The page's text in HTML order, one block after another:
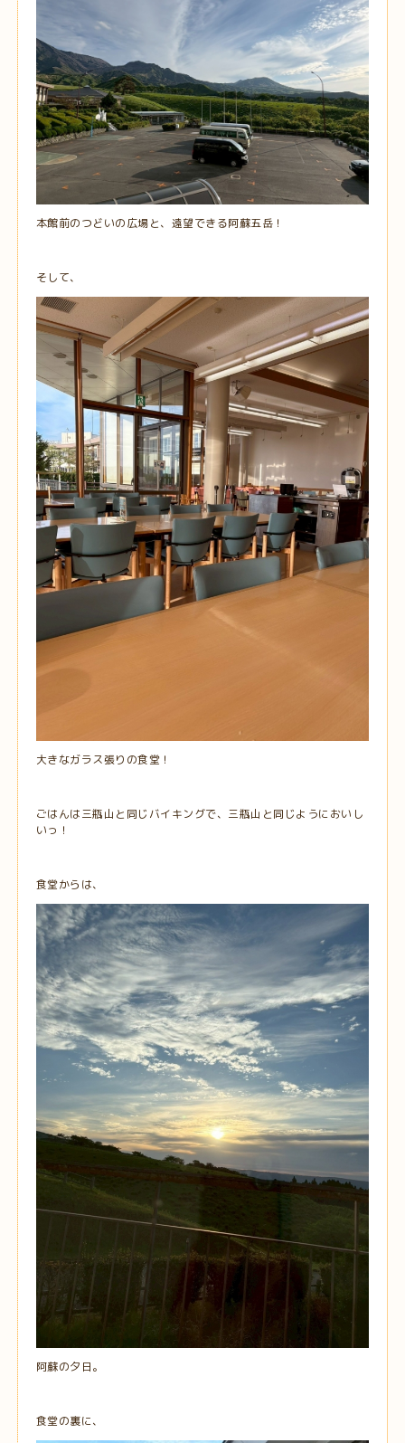
本館前のつどいの広場と、遠望できる阿蘇五岳！
そして、
大きなガラス張りの食堂！
ごはんは三瓶山と同じバイキングで、三瓶山と同じようにおいし
いっ！
食堂からは、
阿蘇の夕日。
食堂の裏に、